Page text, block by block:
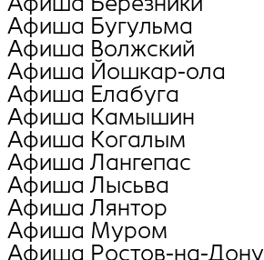
Афиша Бугульма
Афиша Волжский
Афиша Йошкар-ола
Афиша Елабуга
Афиша Камышин
Афиша Когалым
Афиша Лангепас
Афиша Лысьва
Афиша Лянтор
Афиша Муром
Афиша Ростов-на-Дону